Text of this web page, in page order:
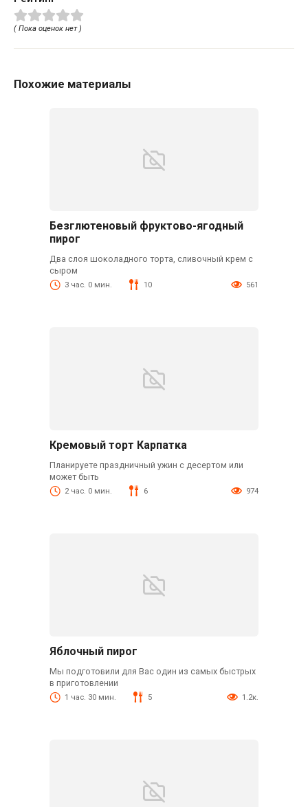
( Пока оценок нет )
Похожие материалы
Безглютеновый фруктово-ягодный
пирог
Два слоя шоколадного торта, сливочный крем с
сыром
3 час. 0 мин. 10 561
Кремовый торт Карпатка
Планируете праздничный ужин с десертом или
может быть
2 час. 0 мин. 6 974
Яблочный пирог
Мы подготовили для Вас один из самых быстрых
в приготовлении
1 час. 30 мин. 5 1.2к.